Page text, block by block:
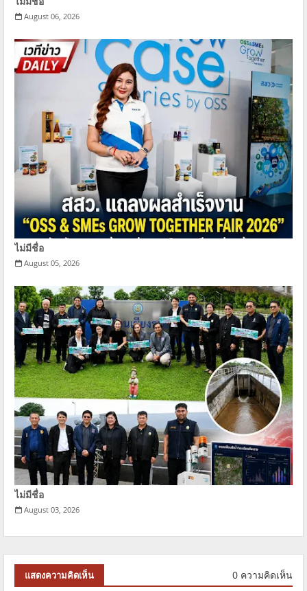
August 06, 2026
ไม่มีชื่อ
August 05, 2026
ไม่มีชื่อ
August 03, 2026
แสดงความคิดเห็น 0 ความคิดเห็น